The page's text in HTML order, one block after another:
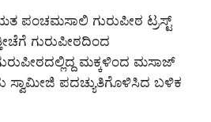
ಪಂಚಮಸಾಲಿ ಗುರುಪೀಠ ಟ್ರಸ್ಟ್
ಗುರುಪೀಠದಿಂದ
ಮಕ್ಕಳಿಂದ ಮಸಾಜ್
ಸ್ವಾಮೀಜಿ ಪದಚ್ಯುತಿಗೊಳಿಸಿದ ಬಳಿಕ